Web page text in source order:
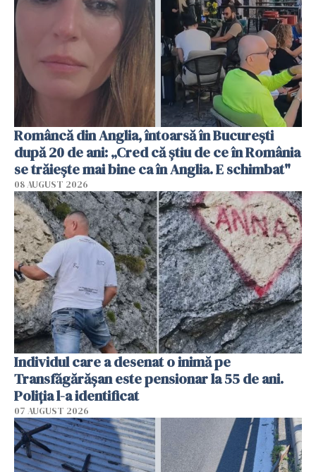
Româncă din Anglia, întoarsă în București
după 20 de ani: „Cred că știu de ce în România
se trăiește mai bine ca în Anglia. E schimbat"
08 AUGUST 2026
Individul care a desenat o inimă pe
Transfăgărășan este pensionar la 55 de ani.
Poliția l-a identificat
07 AUGUST 2026